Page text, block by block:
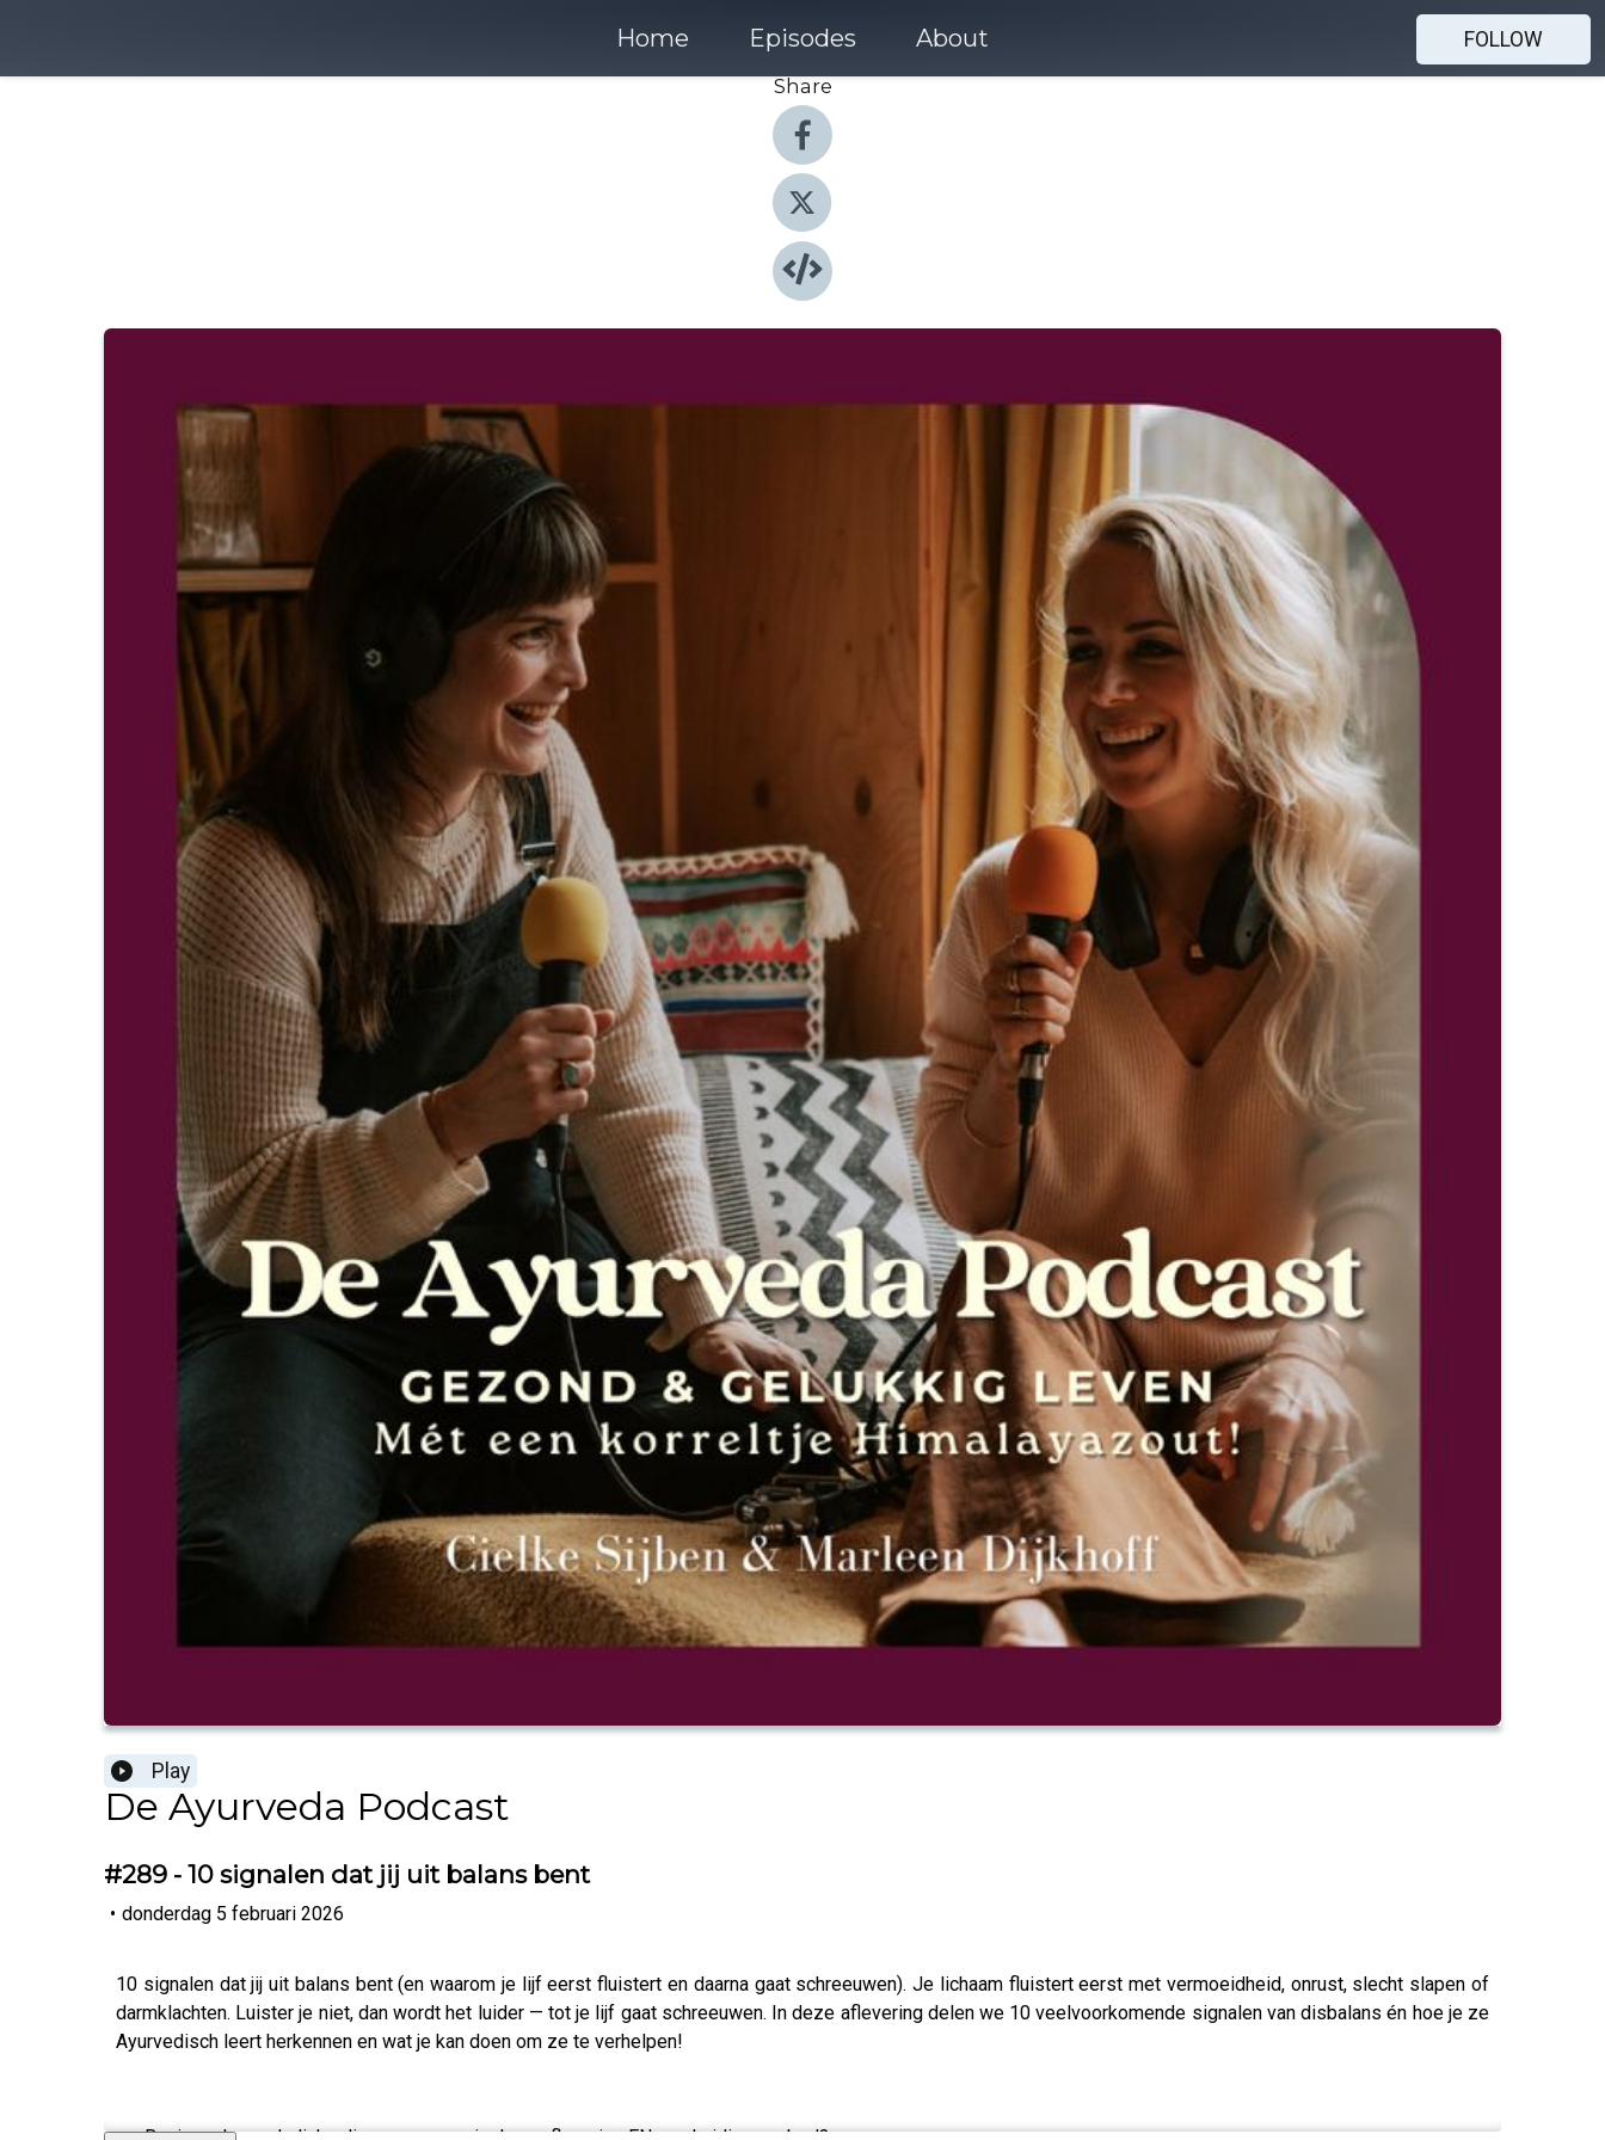
Home Episodes About
FOLLOW
Share
Play
De Ayurveda Podcast
#289 - 10 signalen dat jij uit balans bent
• donderdag 5 februari 2026
10 signalen dat jij uit balans bent (en waarom je lijf eerst fluistert en daarna gaat schreeuwen). Je lichaam fluistert eerst met vermoeidheid, onrust, slecht slapen of
darmklachten. Luister je niet, dan wordt het luider — tot je lijf gaat schreeuwen. In deze aflevering delen we 10 veelvoorkomende signalen van disbalans én hoe je ze
Ayurvedisch leert herkennen en wat je kan doen om ze te verhelpen!